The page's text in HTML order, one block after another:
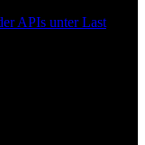
APIs unter Last